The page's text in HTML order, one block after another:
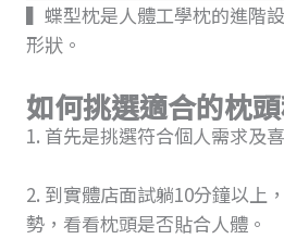
▍蝶型枕是人體工學枕的進階
形狀。
如何挑選適合的枕
1. 首先是挑選符合個人需求及
2. 到實體店面試躺10分鐘以上
勢，看看枕頭是否貼合人體。